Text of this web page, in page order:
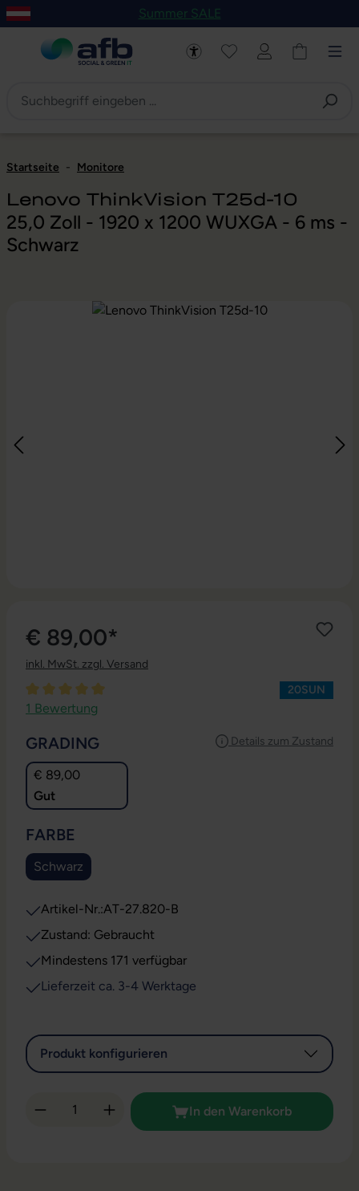
Hauptinhalt springen
Zur Navigation der B2B-Plattform springen
Summer SALE
Startseite - Monitore
Lenovo ThinkVision T25d-10
25,0 Zoll - 1920 x 1200 WUXGA - 6 ms -
Schwarz
Bildergalerie überspringen
€ 89,00*
inkl. MwSt. zzgl. Versand
Durchschnittliche Bewertung von 5 von 5 Sternen
1 Bewertung
20SUN
Details zum Zustand
GRADING
€ 89,00
Gut
FARBE
Schwarz
Artikel-Nr.:AT-27.820-B
Zustand: Gebraucht
Mindestens 171 verfügbar
Lieferzeit ca. 3-4 Werktage
Produkt konfigurieren
Produkt Anzahl: Gib den gewünschten
In den Warenkorb